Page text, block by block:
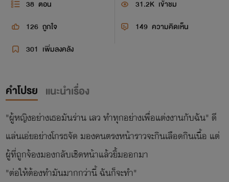
38 ตอน 31.2K เข้าชม
126 ถูกใจ 149 ความคิดเห็น
301 เพิ่มลงคลัง
คำโปรย แนะนำเรื่อง
"ผู้หญิงอย่างเธอมันร่าน เลว ทำทุกอย่างเพื่อแต่งงานกับฉัน" ดี
แล่นเอ่ยอย่างโกรธจัด มองคนตรงหน้าราวจะกินเลือดกินเนื้อ แต่
ผู้ที่ถูกจ้องมองกลับเชิดหน้าแล้วยิ้มออกมา
"ต่อให้ต้องทำมันมากกว่านี้ ฉันก็จะทำ"